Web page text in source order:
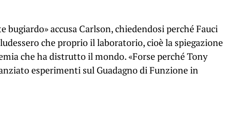
accusa Carlson, chiedendosi perché Fauci
che proprio il laboratorio, cioè la spiegazione
che ha distrutto il mondo. «Forse perché Tony
esperimenti sul Guadagno di Funzione in